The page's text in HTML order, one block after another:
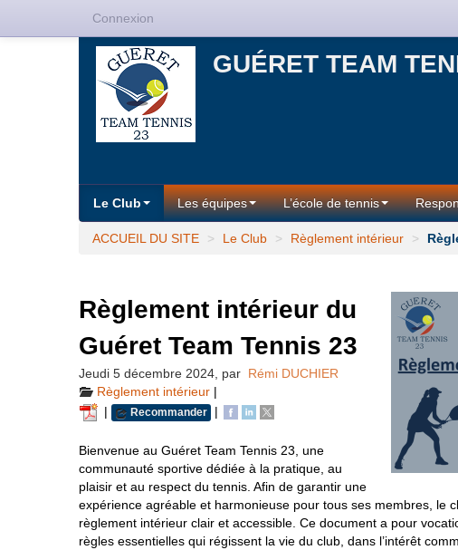
GUÉRET TEAM
Le Club Les équipes L’école de tennis
ACCUEIL DU SITE > Le Club > Règlement intérieur >
Règlement intérieur du
Guéret Team Tennis 23
Jeudi 5 décembre 2024 par Rémi DUCHIER
Règlement intérieur |
|
Recommander |
Bienvenue au Guéret Team Tennis 23, une
communauté sportive dédiée à la pratique, au
plaisir et au respect du tennis. Afin de garantir une
expérience agréable et harmonieuse pour tous ses membres, le
règlement intérieur clair et accessible. Ce document a pour
règles essentielles qui régissent la vie du club, dans l’intérêt
Connexion